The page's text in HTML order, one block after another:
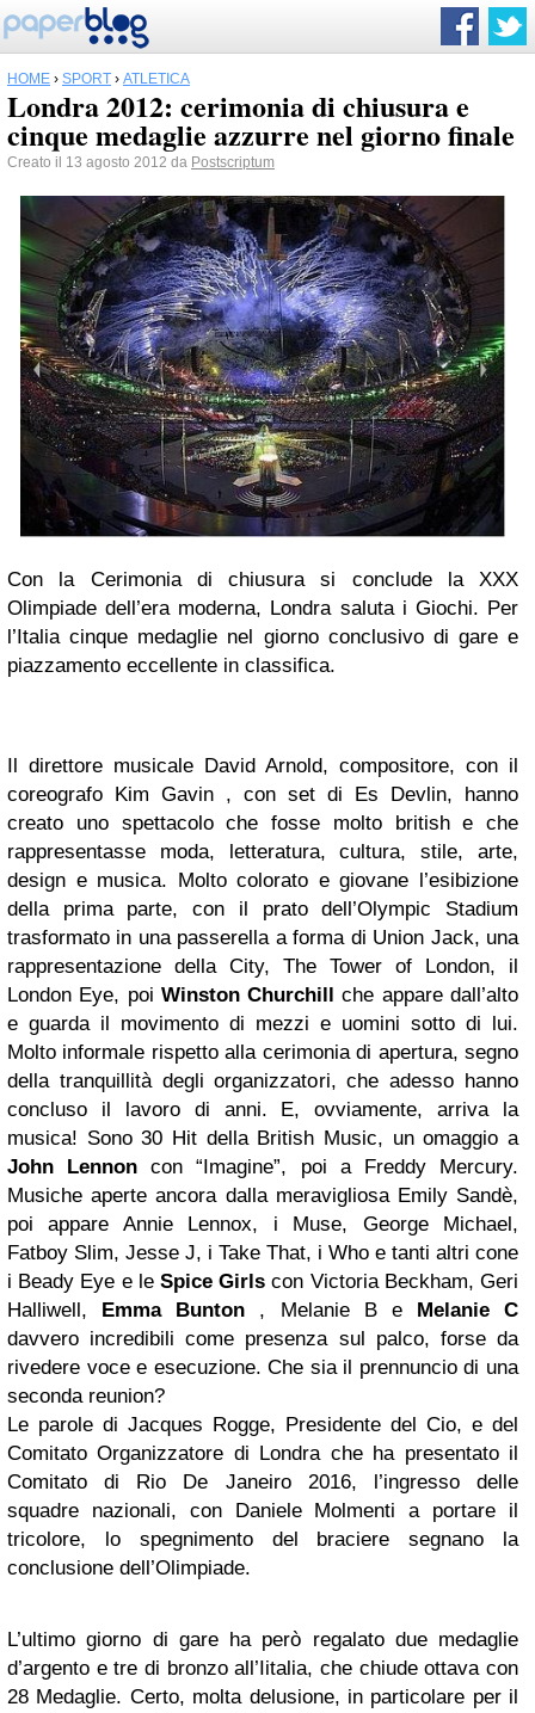
HOME › SPORT › ATLETICA
Londra 2012: cerimonia di chiusura e
cinque medaglie azzurre nel giorno finale
Creato il 13 agosto 2012 da Postscriptum
Con la Cerimonia di chiusura si conclude la XXX
Olimpiade dell’era moderna, Londra saluta i Giochi. Per
l’Italia cinque medaglie nel giorno conclusivo di gare e
piazzamento eccellente in classifica.
Il direttore musicale David Arnold, compositore, con il
coreografo Kim Gavin , con set di Es Devlin, hanno
creato uno spettacolo che fosse molto british e che
rappresentasse moda, letteratura, cultura, stile, arte,
design e musica. Molto colorato e giovane l’esibizione
della prima parte, con il prato dell’Olympic Stadium
trasformato in una passerella a forma di Union Jack, una
rappresentazione della City, The Tower of London, il
London Eye, poi Winston Churchill
che appare dall’alto
e guarda il movimento di mezzi e uomini sotto di lui.
Molto informale rispetto alla cerimonia di apertura, segno
della tranquillità degli organizzatori, che adesso hanno
concluso il lavoro di anni. E, ovviamente, arriva la
musica! Sono 30 Hit della British Music, un omaggio a
John Lennon con “Imagine”, poi a Freddy Mercury.
Musiche aperte ancora dalla meravigliosa Emily Sandè,
poi appare Annie Lennox, i Muse, George Michael,
Fatboy Slim, Jesse J, i Take That, i Who e tanti altri cone
i Beady Eye e le Spice Girls con Victoria Beckham, Geri
Halliwell,
Emma Bunton , Melanie B e
Melanie C
davvero incredibili come presenza sul palco, forse da
rivedere voce e esecuzione. Che sia il prennuncio di una
seconda reunion?
Le parole di Jacques Rogge, Presidente del Cio, e del
Comitato Organizzatore di Londra che ha presentato il
Comitato di Rio De Janeiro 2016, l’ingresso delle
squadre nazionali, con Daniele Molmenti a portare il
tricolore, lo spegnimento del braciere segnano la
conclusione dell’Olimpiade.
L’ultimo giorno di gare ha però regalato due medaglie
d’argento e tre di bronzo all’Iitalia, che chiude ottava con
28 Medaglie. Certo, molta delusione, in particolare per il